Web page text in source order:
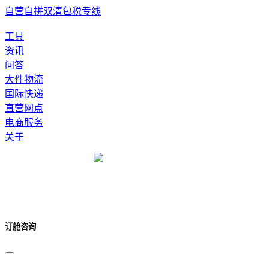
自营自拼双清包税专线
工具
资讯
问答
大件物流
国际快递
直营网点
电商服务
关于
订舱咨询